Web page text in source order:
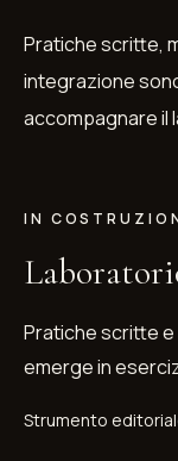
Pratiche scritte,
integrazione
accompagnare il
IN
Pratiche scritte
emerge in
Strumento